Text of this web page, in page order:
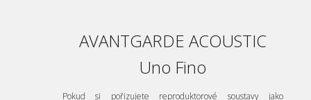
AVANTGARDE ACOUSTIC
Uno Fino
Pokud si pořizujete reproduktorové soustavy jako